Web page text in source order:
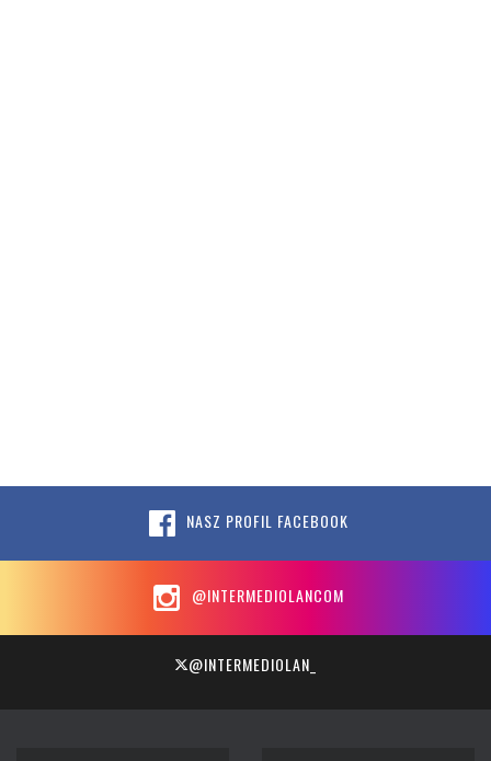
NASZ PROFIL FACEBOOK
@INTERMEDIOLANCOM
@INTERMEDIOLAN_